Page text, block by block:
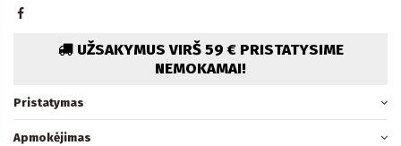
UŽSAKYMUS VIRŠ 59 € PRISTATYSIME
NEMOKAMAI!
Pristatymas
Apmokėjimas